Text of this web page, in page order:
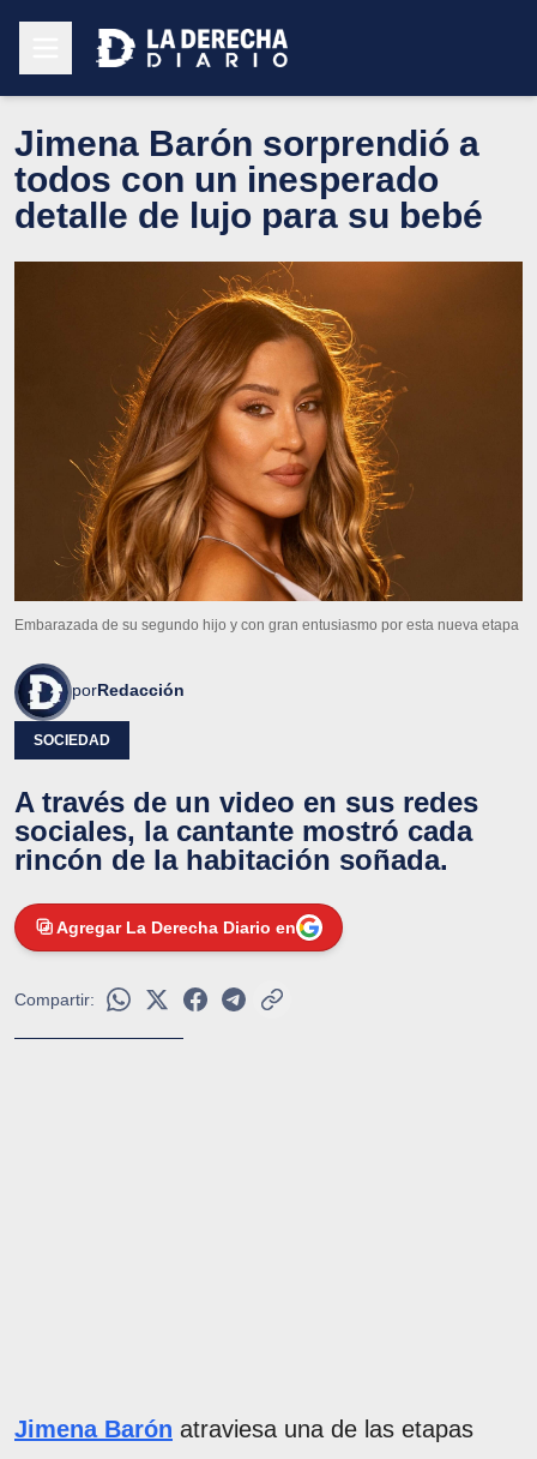
Jimena Barón sorprendió a
todos con un inesperado
detalle de lujo para su bebé
Embarazada de su segundo hijo y con gran entusiasmo por esta nueva etapa
porRedacción
SOCIEDAD
A través de un video en sus redes
sociales, la cantante mostró cada
rincón de la habitación soñada.
Agregar La Derecha Diario en
Compartir:
Jimena Barón atraviesa una de las etapas